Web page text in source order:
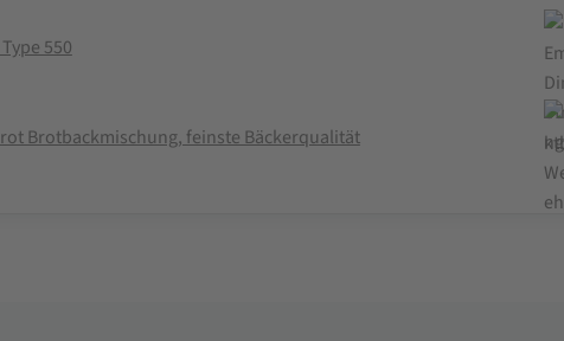
550
Brotbackmischung, feinste Bäckerqualität